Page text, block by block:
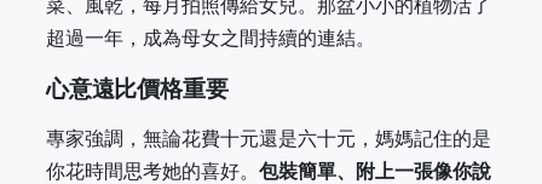
菜、風乾，每月拍照傳給女兒。那盆小小的植物活了
超過一年，成為母女之間持續的連結。
心意遠比價格重要
專家強調，無論花費十元還是六十元，媽媽記住的是
你花時間思考她的喜好。 包裝簡單、附上一張像你說